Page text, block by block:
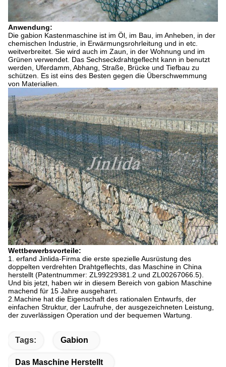
Anwendung:
Die gabion Kastenmaschine ist im Öl, im Bau, im Anheben, in der
chemischen Industrie, in Erwärmungsrohrleitung und in etc.
weitverbreitet. Sie wird auch im Zaun, in der Wohnung und im
Grünen verwendet. Das Sechseckdrahtgeflecht kann in benutzt
werden, Uferdamm, Abhang, Straße, Brücke und Tiefbau zu
schützen. Es ist eins des Besten gegen die Überschwemmung
von Materialien.
Wettbewerbsvorteile:
1. erfand Jinlida-Firma die erste spezielle Ausrüstung des
doppelten verdrehten Drahtgeflechts, das Maschine in China
herstellt (Patentnummer: ZL99229381.2 und ZL00267066.5).
Und bis jetzt, haben wir in diesem Bereich von gabion Maschine
machend für 15 Jahre ausgeharrt.
2.Machine hat die Eigenschaft des rationalen Entwurfs, der
einfachen Struktur, der Laufruhe, der ausgezeichneten Leistung,
der zuverlässigen Operation und der bequemen Wartung.
Tags: Gabion
Das Maschine Herstellt